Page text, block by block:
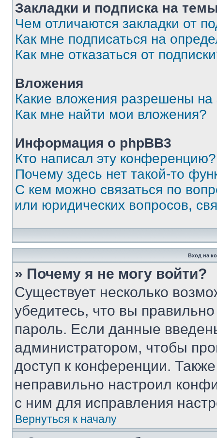
Закладки и подписка на
Чем отличаются закладки от
Как мне подписаться на
Как мне отказаться от
Вложения
Какие вложения разрешены
Как мне найти мои вложения?
Информация о phpBB3
Кто написал эту конференцию?
Почему здесь нет такой-то
С кем можно связаться по
или юридических вопросов,
Вход на
» Почему я не могу войти?
Существует несколько
убедитесь, что вы
пароль. Если данные
администратором, чтобы
доступ к конференции.
неправильно настроил
с ним для исправления
Вернуться к началу